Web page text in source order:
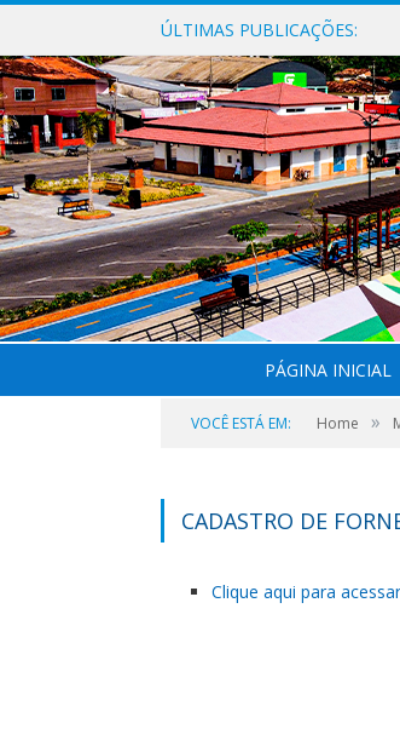
ÚLTIMAS PUBLICAÇÕES:
PÁGINA INICIAL
VOCÊ ESTÁ EM: Home »
CADASTRO DE
Clique aqui para acessar